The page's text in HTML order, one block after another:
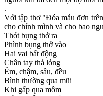
.
Với tập thơ "Đóa mẫu đơn
cho chính mình và cho bao
Thót bụng thở ra
Phình bụng thở vào
Hai vai bất động
Chân tay thả lỏng
Êm, chậm, sâu, đều
Bình thường qua mũi
Khi gấp qua mồm